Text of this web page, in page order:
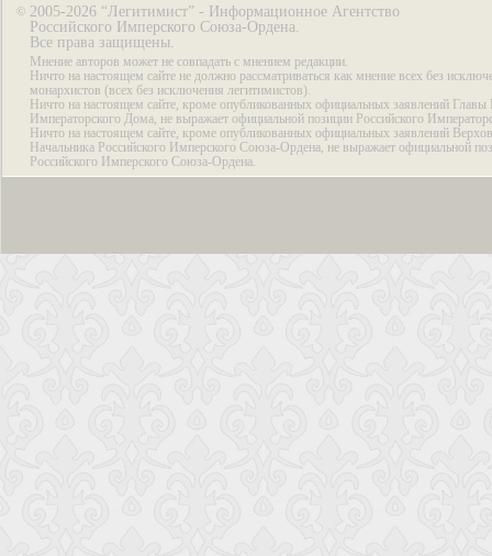
© 2005-2026 “Легитимист” - Информационное Агентство
Российского Имперского Союза-Ордена.
Все права защищены.
Мнение авторов может не совпадать с мнением редакции.
Ничто на настоящем сайте не должно рассматриваться как мнение всех без
монархистов (всех без исключения легитимистов).
Ничто на настоящем сайте, кроме опубликованных официальных заявлений Главы
Императорского Дома, не выражает официальной позиции Российского
Ничто на настоящем сайте, кроме опубликованных официальных заявлений
Начальника Российского Имперского Союза-Ордена, не выражает официальной
Российского Имперского Союза-Ордена.